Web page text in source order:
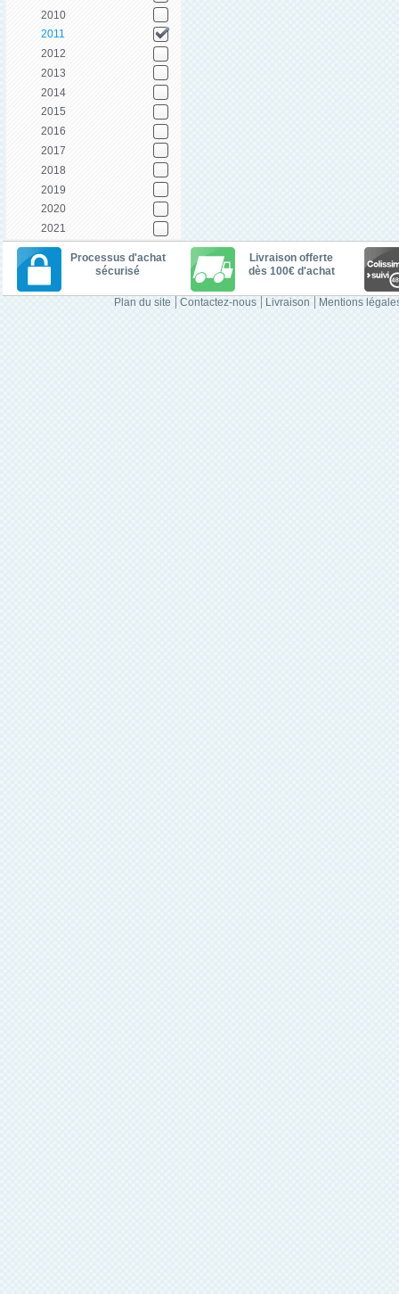
2010
2011
2012
2013
2014
2015
2016
2017
2018
2019
2020
2021
Processus d'achat
sécurisé
Livraison offerte
dès 100€ d'achat
Plan du site Contactez-nous Livraison Mentions